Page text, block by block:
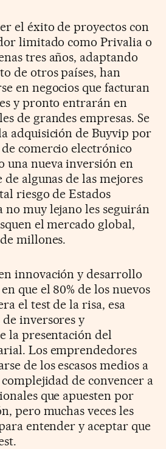
el éxito de proyectos con
limitado como Privalia o
tres años, adaptando
de otros países, han
en negocios que facturan
y pronto entrarán en
de grandes empresas. Se
adquisición de Buyvip por
comercio electrónico
una nueva inversión en
algunas de las mejores
riesgo de Estados
muy lejano les seguirán
el mercado global,
millones.
innovación y desarrollo
que el 80% de los nuevos
el test de la risa, esa
inversores y
la presentación del
Los emprendedores
de los escasos medios a
de convencer a
que apuesten por
pero muchas veces les
entender y aceptar que